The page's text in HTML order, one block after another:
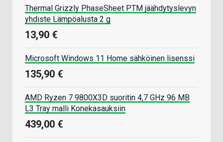
Thermal Grizzly PhaseSheet PTM jäähdytyslevyn
yhdiste Lämpöalusta 2 g
13,90 €
Microsoft Windows 11 Home sähköinen lisenssi
135,90 €
AMD Ryzen 7 9800X3D suoritin 4,7 GHz 96 MB
L3 Tray malli Konekasauksiin
439,00 €